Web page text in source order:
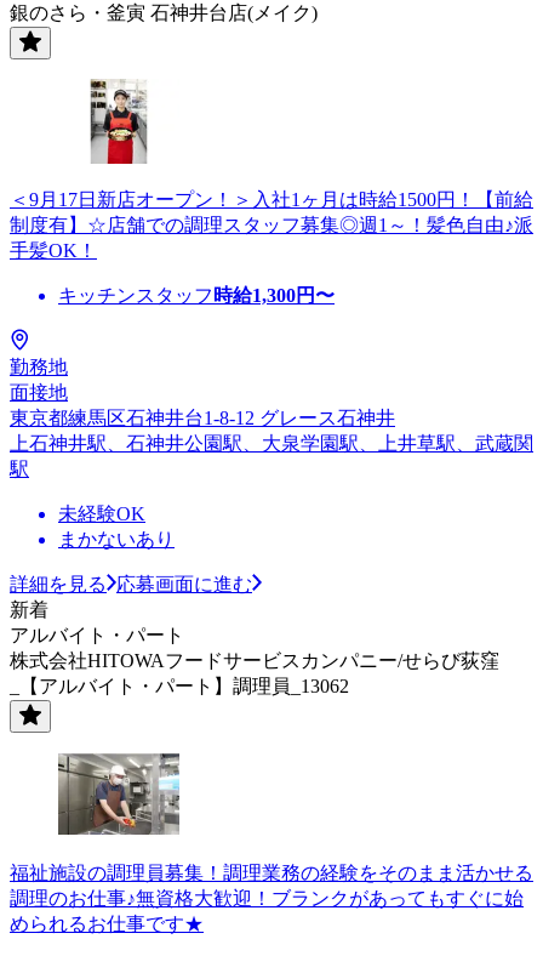
銀のさら・釜寅 石神井台店(メイク)
＜9月17日新店オープン！＞入社1ヶ月は時給1500円！【前給
制度有】☆店舗での調理スタッフ募集◎週1～！髪色自由♪派
手髪OK！
キッチンスタッフ 時給1,300円〜
勤務地
面接地
東京都練馬区石神井台1-8-12 グレース石神井
上石神井駅、石神井公園駅、大泉学園駅、上井草駅、武蔵関
駅
未経験OK
まかないあり
詳細を見る
応募画面に進む
新着
アルバイト・パート
株式会社HITOWAフードサービスカンパニー/せらび荻窪
_【アルバイト・パート】調理員_13062
福祉施設の調理員募集！調理業務の経験をそのまま活かせる
調理のお仕事♪無資格大歓迎！ブランクがあってもすぐに始
められるお仕事です★